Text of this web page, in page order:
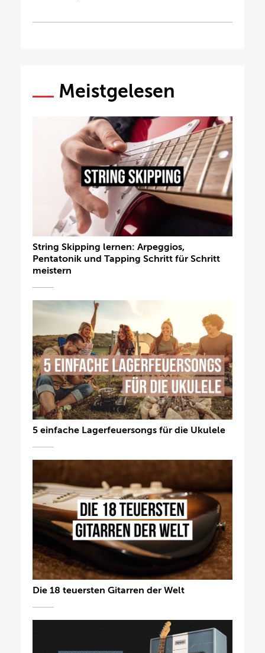
Meistgelesen
String Skipping lernen: Arpeggios,
Pentatonik und Tapping Schritt für Schritt
meistern
5 einfache Lagerfeuersongs für die Ukulele
Die 18 teuersten Gitarren der Welt